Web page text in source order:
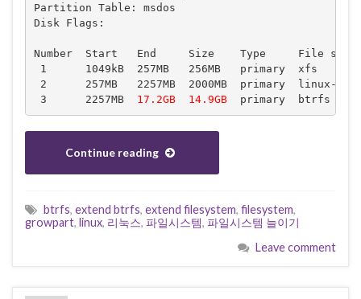
Partition Table: msdos
Disk Flags:
Number  Start   End     Size    Type     File
1      1049kB  257MB   256MB   primary  xfs
2      257MB   2257MB  2000MB  primary  linux-
3      2257MB 17.2GB 14.9GB
  primary  btrfs
Continue reading
btrfs, extend btrfs, extend filesystem, filesystem,
growpart, linux, 리눅스, 파일시스템, 파일시스템 늘이기
Leave comment